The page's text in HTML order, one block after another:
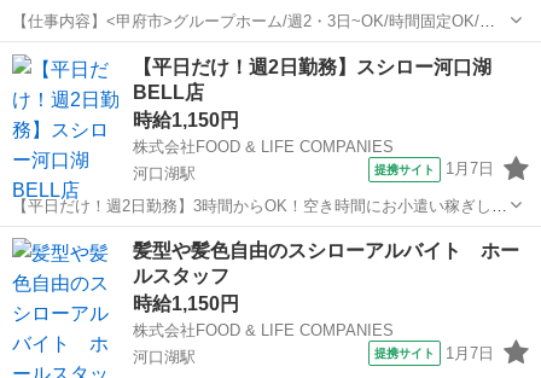
【仕事内容】<甲府市>グループホーム/週2・3日~OK/時間固定OK/資
格・経験不問/資格取得支援あり 仕事内容 グループホームの介護職の
お仕事です! (1ユニット:9名) <業務内容> ・食事、入浴、排泄等の介助
・レクリエーシ...
アルバイト・パート
【平日だけ！週2日勤務】スシロー河口湖
BELL店
時給1,150円
株式会社FOOD & LIFE COMPANIES
河口湖駅
提携サイト 1月7日
【平日だけ！週2日勤務】3時間からOK！空き時間にお小遣い稼ぎしま
せんか？/スシロー河口湖BELL店/給与前払い制度あり 【平日の空き時
間を有効活用しませんか？】 「火曜と木曜の昼間は空いている」 「月
曜と水曜の夕方以降は暇...
山梨 南都留郡 河口湖駅
髪型や髪色自由のスシローアルバイト ホー
ルスタッフ
時給1,150円
株式会社FOOD & LIFE COMPANIES
河口湖駅
提携サイト 1月7日